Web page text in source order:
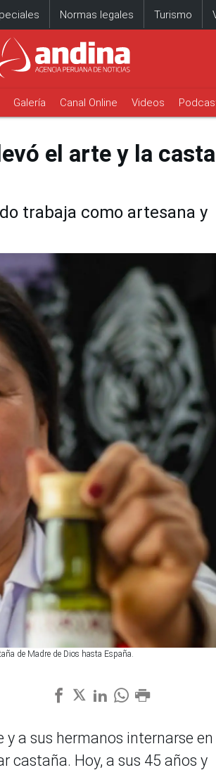
Normas legales Turismo
Galería Canal Online Videos
el arte y la
trabaja como artesana y
de Madre de Dios hasta España.
y a sus hermanos internarse en
castaña. Hoy, a sus 45 años y